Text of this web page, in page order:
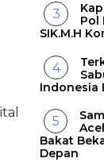
Pol
SIK.M.H
Indonesia
Bakat
Depan ‎